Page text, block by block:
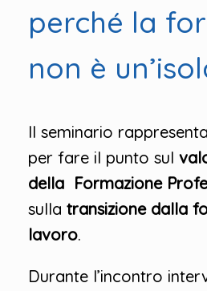
perché la
non è
Il seminario
per fare il punto sul
della Formazione
sulla transizione dalla
lavoro.
Durante l’incontro